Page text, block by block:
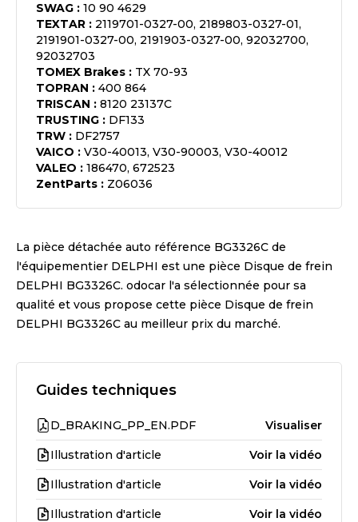
SWAG : 10 90 4629
TEXTAR : 2119701-0327-00, 2189803-0327-01,
2191901-0327-00, 2191903-0327-00, 92032700,
92032703
TOMEX Brakes : TX 70-93
TOPRAN : 400 864
TRISCAN : 8120 23137C
TRUSTING : DF133
TRW : DF2757
VAICO : V30-40013, V30-90003, V30-40012
VALEO : 186470, 672523
ZentParts : Z06036
La pièce détachée auto référence BG3326C de
l'équipementier DELPHI est une pièce Disque de frein
DELPHI BG3326C. odocar l'a sélectionnée pour sa
qualité et vous propose cette pièce Disque de frein
DELPHI BG3326C au meilleur prix du marché.
Guides techniques
D_BRAKING_PP_EN.PDF Visualiser
Illustration d'article Voir la vidéo
Illustration d'article Voir la vidéo
Illustration d'article Voir la vidéo